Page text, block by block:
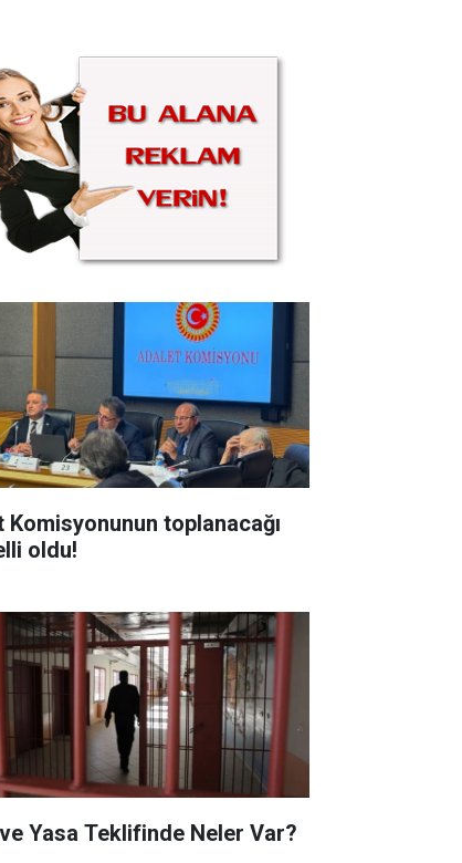
Komisyonunun toplanacağı
oldu!
Yasa Teklifinde Neler Var?